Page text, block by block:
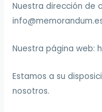
Nuestra dirección de
Nuestra página web:
Estamos a su
nosotros.